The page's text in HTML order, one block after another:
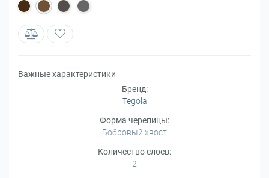
Важные характеристики
Бренд:
Tegola
Форма черепицы:
Бобровый хвост
Количество слоев:
2